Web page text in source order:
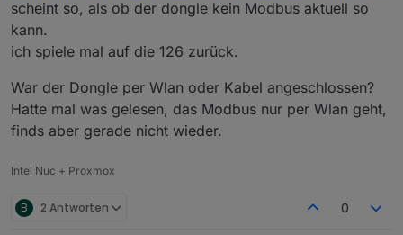
scheint so, als ob der dongle kein Modbus aktuell so
kann.
ich spiele mal auf die 126 zurück.
War der Dongle per Wlan oder Kabel angeschlossen?
Hatte mal was gelesen, das Modbus nur per Wlan geht,
finds aber gerade nicht wieder.
Intel Nuc + Proxmox
B 2 Antworten 0